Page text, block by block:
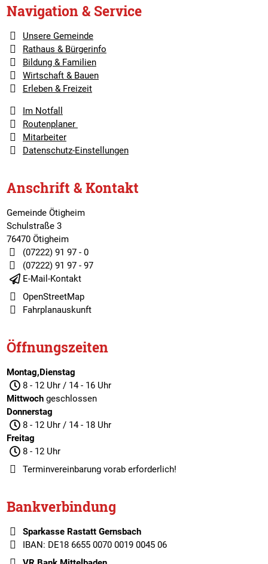
Navigation & Service
Unsere Gemeinde
Rathaus & Bürgerinfo
Bildung & Familien
Wirtschaft & Bauen
Erleben & Freizeit
Im Notfall
Routenplaner
Mitarbeiter
Datenschutz-Einstellungen
Anschrift & Kontakt
Gemeinde Ötigheim
Schulstraße 3
76470 Ötigheim
(07222) 91 97 - 0
(07222) 91 97 - 97
E-Mail-Kontakt
OpenStreetMap
Fahrplanauskunft
Öffnungszeiten
Montag,Dienstag
8 - 12 Uhr / 14 - 16 Uhr
Mittwochgeschlossen
Donnerstag
8 - 12 Uhr / 14 - 18 Uhr
Freitag
8 - 12 Uhr
Terminvereinbarungvorab erforderlich!
Bankverbindung
Sparkasse Rastatt Gernsbach
IBAN: DE18 6655 0070 0019 0045 06